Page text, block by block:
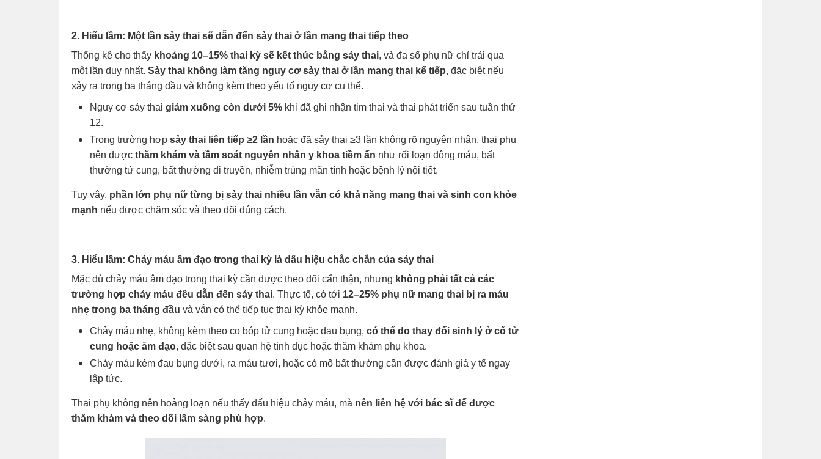
2. Hiểu lầm: Một lần sảy thai sẽ dẫn đến sảy thai ở lần mang thai tiếp theo
Thống kê cho thấy khoảng 10–15% thai kỳ sẽ kết thúc bằng sảy thai, và đa số phụ nữ chỉ trải qua
một lần duy nhất. Sảy thai không làm tăng nguy cơ sảy thai ở lần mang thai kế tiếp, đặc biệt nếu
xảy ra trong ba tháng đầu và không kèm theo yếu tố nguy cơ cụ thể.
Nguy cơ sảy thai giảm xuống còn dưới 5% khi đã ghi nhận tim thai và thai phát triển sau tuần thứ
12.
Trong trường hợp sảy thai liên tiếp ≥2 lần hoặc đã sảy thai ≥3 lần không rõ nguyên nhân, thai phụ
nên được thăm khám và tầm soát nguyên nhân y khoa tiềm ẩn như rối loạn đông máu, bất
thường tử cung, bất thường di truyền, nhiễm trùng mãn tính hoặc bệnh lý nội tiết.
Tuy vậy, phần lớn phụ nữ từng bị sảy thai nhiều lần vẫn có khả năng mang thai và sinh con khỏe
mạnh nếu được chăm sóc và theo dõi đúng cách.
3. Hiểu lầm: Chảy máu âm đạo trong thai kỳ là dấu hiệu chắc chắn của sảy thai
Mặc dù chảy máu âm đạo trong thai kỳ cần được theo dõi cẩn thận, nhưng không phải tất cả các
trường hợp chảy máu đều dẫn đến sảy thai. Thực tế, có tới 12–25% phụ nữ mang thai bị ra máu
nhẹ trong ba tháng đầu và vẫn có thể tiếp tục thai kỳ khỏe mạnh.
Chảy máu nhẹ, không kèm theo co bóp tử cung hoặc đau bụng, có thể do thay đổi sinh lý ở cổ tử
cung hoặc âm đạo, đặc biệt sau quan hệ tình dục hoặc thăm khám phụ khoa.
Chảy máu kèm đau bụng dưới, ra máu tươi, hoặc có mô bất thường cần được đánh giá y tế ngay
lập tức.
Thai phụ không nên hoảng loạn nếu thấy dấu hiệu chảy máu, mà nên liên hệ với bác sĩ để được
thăm khám và theo dõi lâm sàng phù hợp.